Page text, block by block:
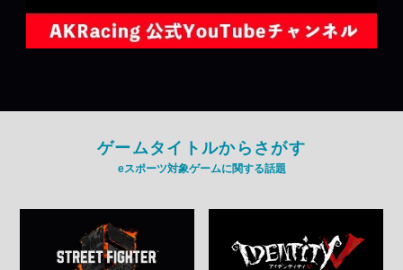
ゲームタイトルからさがす
eスポーツ対象ゲームに関する話題